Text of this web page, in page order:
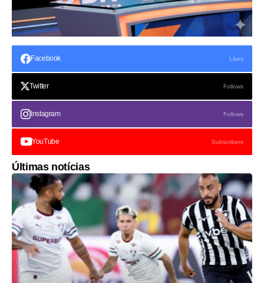
Facebook Likes
Twitter Follows
Instagram Follows
YouTube Subscribers
Últimas notícias